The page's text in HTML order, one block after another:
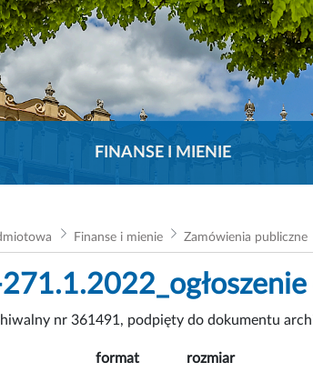
FINANSE I MIENIE
Finanse i mienie Zamówienia publiczne
nr 361491, podpięty do dokumentu
format rozmiar